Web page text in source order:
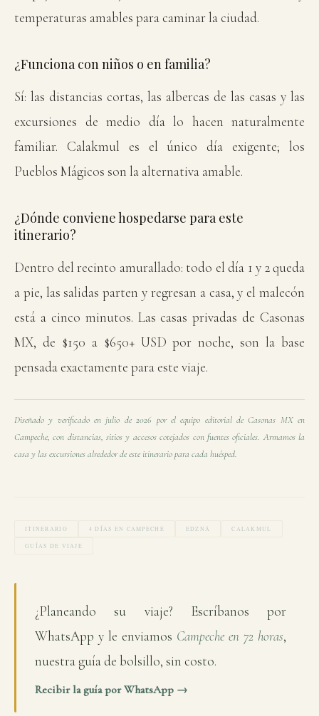
temperaturas amables para caminar la ciudad.
¿Funciona con niños o en familia?
Sí: las distancias cortas, las albercas de las casas y las
excursiones de medio día lo hacen naturalmente
familiar. Calakmul es el único día exigente; los
Pueblos Mágicos son la alternativa amable.
¿Dónde conviene hospedarse para este
itinerario?
Dentro del recinto amurallado: todo el día 1 y 2 queda
a pie, las salidas parten y regresan a casa, y el malecón
está a cinco minutos. Las casas privadas de Casonas
MX, de $150 a $650+ USD por noche, son la base
pensada exactamente para este viaje.
Diseñado y verificado en julio de 2026 por el equipo editorial de Casonas MX en
Campeche, con distancias, sitios y accesos cotejados con fuentes oficiales. Armamos la
casa y las excursiones alrededor de este itinerario para cada huésped.
ITINERARIO 4 DÍAS EN CAMPECHE EDZNÁ CALAKMUL
GUÍAS DE VIAJE
¿Planeando su viaje? Escríbanos por
WhatsApp y le enviamos Campeche en 72 horas,
nuestra guía de bolsillo, sin costo.
Recibir la guía por WhatsApp →